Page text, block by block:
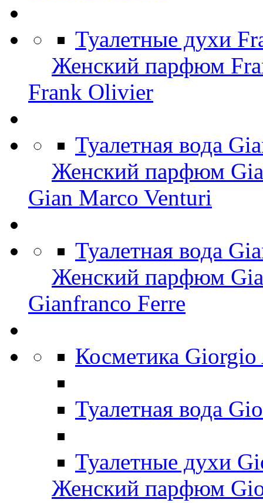
Туалетные духи
Женский парфюм
Frank Olivier
Туалетная вода
Женский парфюм
Gian Marco Venturi
Туалетная вода
Женский парфюм
Gianfranco Ferre
Косметика
Туалетная вода
Туалетные духи
Женский парфюм